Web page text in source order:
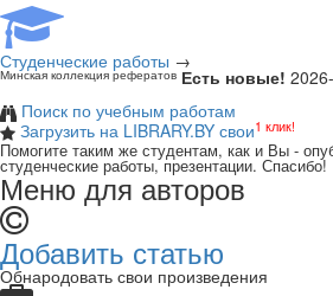
Студенческие работы →
Минская коллекция рефератов Есть новые!
Поиск по учебным работам
Загрузить на LIBRARY.BY свои1 клик!
Помогите таким же студентам, как и Вы -
студенческие работы, презентации. Спасибо!
Меню для авторов
Добавить статью
Обнародовать свои произведения